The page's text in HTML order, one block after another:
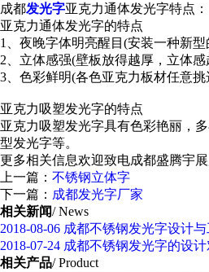
成都发光字亚克力通体发光字特点：
亚克力通体发光字的特点
1、夜晚字体明亮醒目(安装一种新
2、立体感强(壁板放得越厚，立体感
3、色彩鲜明(各色亚克力板材任意挑
亚克力吸塑发光字的特点
亚克力吸塑发光字具有色彩艳丽，
型发光字等。
更多相关信息欢迎致电成都盛腾宇
上一篇： 不锈钢立体字
下一篇： 成都发光字厂家
相关新闻/ News
2018-08-06 成都不锈钢发光字设计
2018-07-24 成都不锈钢发光字的设
相关产品/ Product